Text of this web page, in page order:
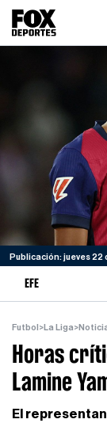
Publicación: jueves 22
EFE
Futbol >La Liga>
Horas
Lamine
El